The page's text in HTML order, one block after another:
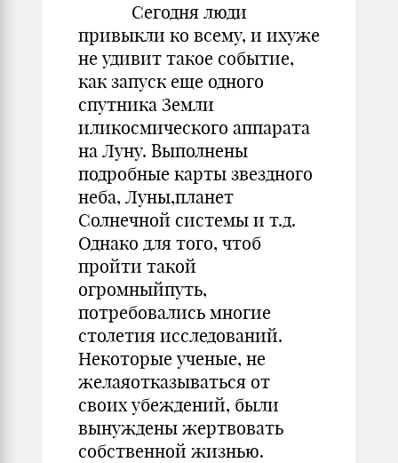
Сегодня люди
привыкли ко всему, и ихуже
не удивит такое событие,
как запуск еще одного
спутника Земли
иликосмического аппарата
на Луну. Выполнены
подробные карты звездного
неба, Луны,планет
Солнечной системы и т.д.
Однако для того, чтоб
пройти такой
огромныйпуть,
потребовались многие
столетия исследований.
Некоторые ученые, не
желаяотказываться от
своих убеждений, были
вынуждены жертвовать
собственной жизнью.